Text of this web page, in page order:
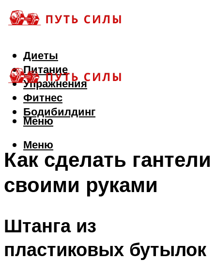
Диеты
Питание
Упражнения
Фитнес
Бодибилдинг
Меню
Меню
Как сделать гантели
своими руками
Штанга из
пластиковых бутылок